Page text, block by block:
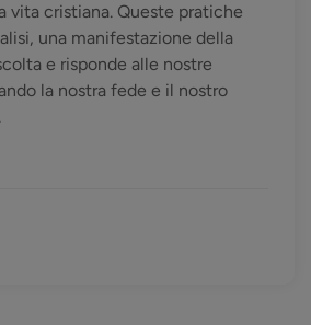
vita cristiana. Queste pratiche
una manifestazione della
e risponde alle nostre
la nostra fede e il nostro